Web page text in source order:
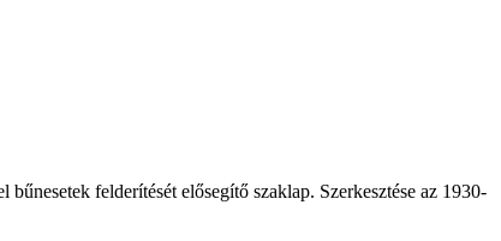
felderítését elősegítő szaklap. Szerkesztése az 1930-